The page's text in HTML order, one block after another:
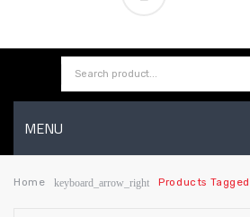
MENU
HOME
Home keyboard_arrow_right Products Tagged